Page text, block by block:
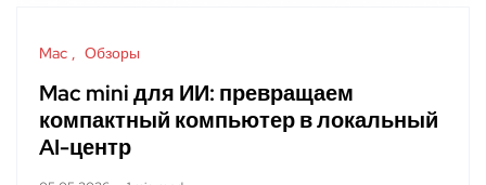
Mac Обзоры
Mac mini для ИИ: превращаем
компактный компьютер в локальный
AI-центр